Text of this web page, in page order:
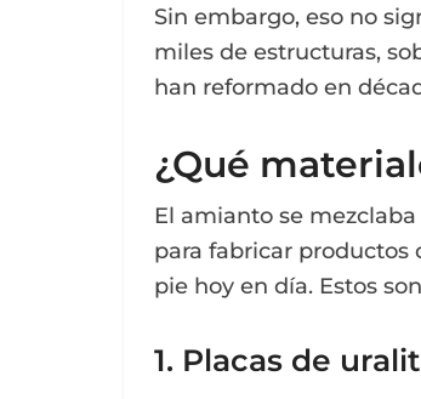
Sin embargo, eso no
miles de estructuras,
han reformado en
¿Qué
El amianto se
para fabricar productos
pie hoy en día. Estos
1. Placas de